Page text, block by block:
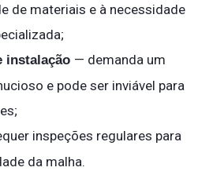
de materiais e à necessidade
instalação — demanda um
e pode ser inviável para
inspeções regulares para
da malha.